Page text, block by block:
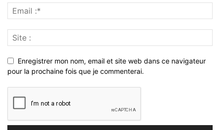
Enregistrer mon nom, email et site web dans ce navigateur
pour la prochaine fois que je commenterai.